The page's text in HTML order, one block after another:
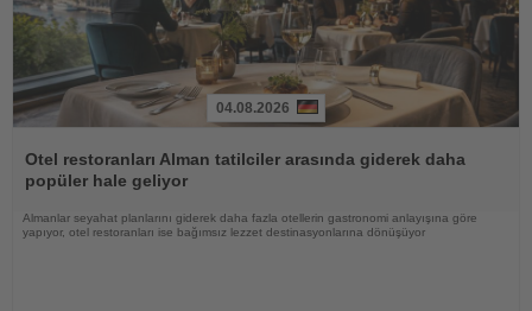
Oku
04.08.2026
Otel restoranları Alman tatilciler arasında giderek daha
popüler hale geliyor
Almanlar seyahat planlarını giderek daha fazla otellerin gastronomi anlayışına göre
yapıyor, otel restoranları ise bağımsız lezzet destinasyonlarına dönüşüyor